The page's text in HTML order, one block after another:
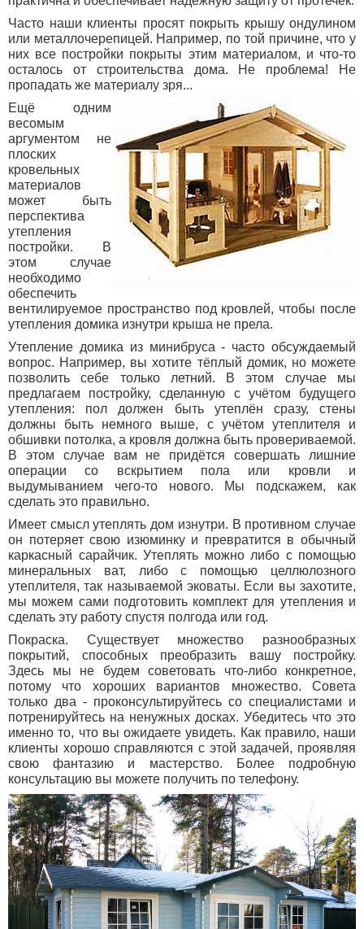
Часто наши клиенты просят покрыть крышу ондулином
или металлочерепицей. Например, по той причине, что у
них все постройки покрыты этим материалом, и что-то
осталось от строительства дома. Не проблема! Не
пропадать же материалу зря...
Ещё одним
весомым
аргументом не
плоских
кровельных
материалов
может быть
перспектива
утепления
постройки. В
этом случае
необходимо
обеспечить
вентилируемое пространство под кровлей, чтобы после
утепления домика изнутри крыша не прела.
Утепление домика из минибруса - часто обсуждаемый
вопрос. Например, вы хотите тёплый домик, но можете
позволить себе только летний. В этом случае мы
предлагаем постройку, сделанную с учётом будущего
утепления: пол должен быть утеплён сразу, стены
должны быть немного выше, с учётом утеплителя и
обшивки потолка, а кровля должна быть провериваемой.
В этом случае вам не придётся совершать лишние
операции со вскрытием пола или кровли и
выдумыванием чего-то нового. Мы подскажем, как
сделать это правильно.
Имеет смысл утеплять дом изнутри. В противном случае
он потеряет свою изюминку и превратится в обычный
каркасный сарайчик. Утеплять можно либо с помощью
минеральных ват, либо с помощью целлюлозного
утеплителя, так называемой эковаты. Если вы захотите,
мы можем сами подготовить комплект для утепления и
сделать эту работу спустя полгода или год.
Покраска. Существует множество разнообразных
покрытий, способных преобразить вашу постройку.
Здесь мы не будем советовать что-либо конкретное,
потому что хороших вариантов множество. Совета
только два - проконсультируйтесь со специалистами и
потренируйтесь на ненужных досках. Убедитесь что это
именно то, что вы ожидаете увидеть. Как правило, наши
клиенты хорошо справляются с этой задачей, проявляя
свою фантазию и мастерство. Более подробную
консультацию вы можете получить по телефону.